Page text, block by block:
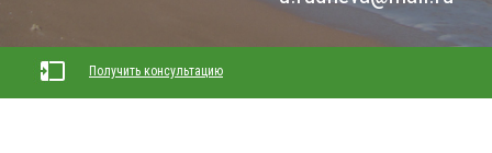
Получить консультацию